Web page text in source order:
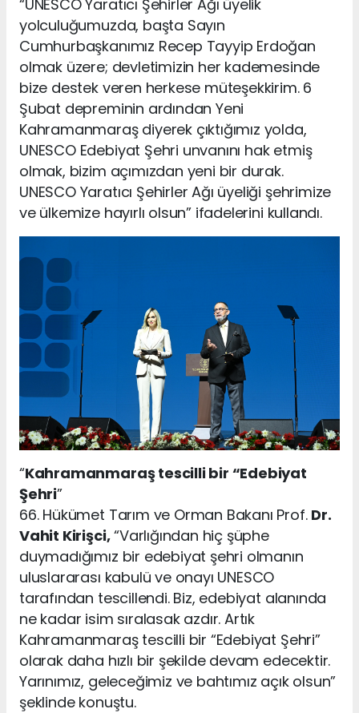
“UNESCO Yaratıcı Şehirler Ağı üyelik
yolculuğumuzda, başta Sayın
Cumhurbaşkanımız Recep Tayyip Erdoğan
olmak üzere; devletimizin her kademesinde
bize destek veren herkese müteşekkirim. 6
Şubat depreminin ardından Yeni
Kahramanmaraş diyerek çıktığımız yolda,
UNESCO Edebiyat Şehri unvanını hak etmiş
olmak, bizim açımızdan yeni bir durak.
UNESCO Yaratıcı Şehirler Ağı üyeliği şehrimize
ve ülkemize hayırlı olsun” ifadelerini kullandı.
“Kahramanmaraş tescilli bir “Edebiyat
Şehri”
66. Hükümet Tarım ve Orman Bakanı Prof. Dr.
Vahit Kirişci,“Varlığından hiç şüphe
duymadığımız bir edebiyat şehri olmanın
uluslararası kabulü ve onayı UNESCO
tarafından tescillendi. Biz, edebiyat alanında
ne kadar isim sıralasak azdır. Artık
Kahramanmaraş tescilli bir “Edebiyat Şehri”
olarak daha hızlı bir şekilde devam edecektir.
Yarınımız, geleceğimiz ve bahtımız açık olsun”
şeklinde konuştu.